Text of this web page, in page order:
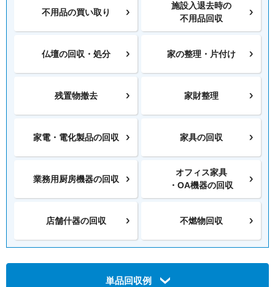
不用品の買い取り
施設入退去時の
不用品回収
仏壇の回収・処分 家の整理・片付け
残置物撤去 家財整理
家電・電化製品の回収 家具の回収
業務用厨房機器の回収
オフィス家具
・OA機器の回収
店舗什器の回収 不燃物回収
単品回収例